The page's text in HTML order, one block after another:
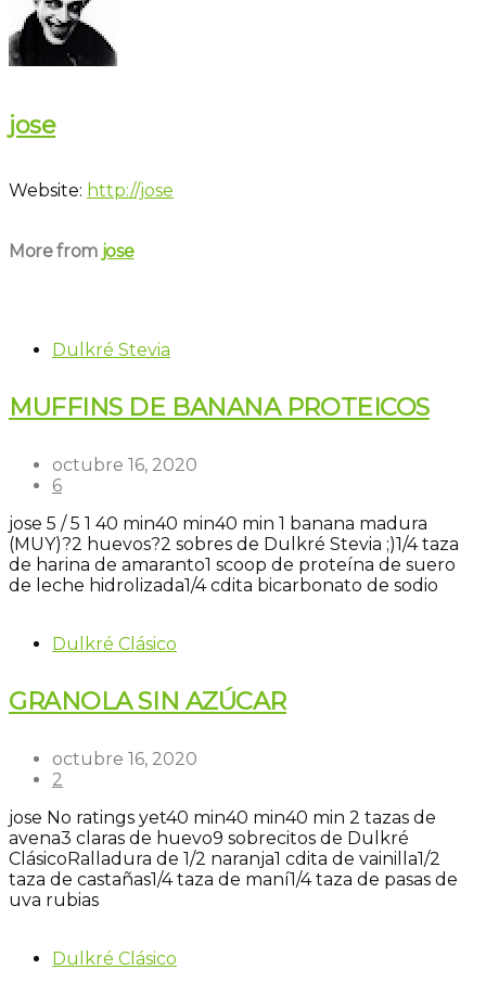
jose
Website: http://jose
More from jose
Dulkré Stevia
MUFFINS DE BANANA PROTEICOS
octubre 16, 2020
6
jose 5 /5 1 40 min40 min40 min 1 banana madura
(MUY)?2 huevos?2 sobres de Dulkré Stevia ;)1/4 taza
de harina de amaranto1 scoop de proteína de suero
de leche hidrolizada1/4 cdita bicarbonato de sodio
Dulkré Clásico
GRANOLA SIN AZÚCAR
octubre 16, 2020
2
jose No ratings yet40 min40 min40 min 2 tazas de
avena3 claras de huevo9 sobrecitos de Dulkré
ClásicoRalladura de 1/2 naranja1 cdita de vainilla1/2
taza de castañas1/4 taza de maní1/4 taza de pasas de
uva rubias
Dulkré Clásico